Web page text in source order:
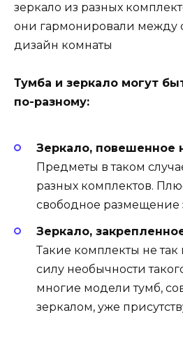
зеркало из разных
они гармонировали между
дизайн комнаты
Тумба и зеркало могут
по-разному:
Зеркало, повешенное
Предметы в таком
разных комплектов.
свободное размещение
Зеркало,
Такие комплекты не так
силу необычности
многие модели тумб,
зеркалом, уже